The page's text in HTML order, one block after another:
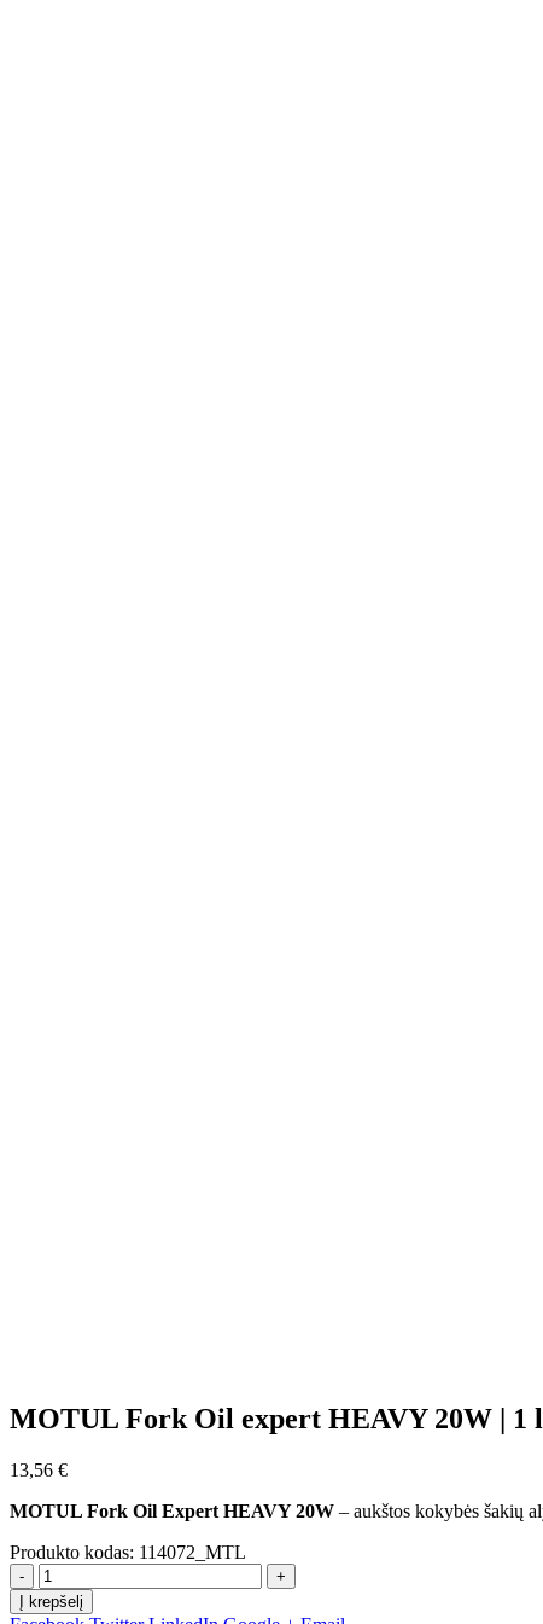
MOTUL Fork Oil expert HEAVY 20W | 1 l
13,56 €
MOTUL Fork Oil Expert HEAVY 20W – aukštos kokybės šakių
Produkto kodas: 114072_MTL
-
+
Į krepšelį